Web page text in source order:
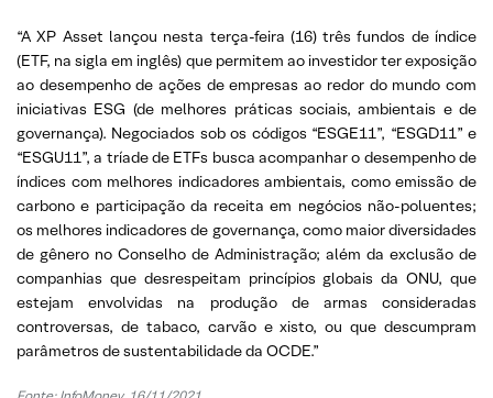
“A XP Asset lançou nesta terça-feira (16) três fundos de índice
(ETF, na sigla em inglês) que permitem ao investidor ter exposição
ao desempenho de ações de empresas ao redor do mundo com
iniciativas ESG (de melhores práticas sociais, ambientais e de
governança). Negociados sob os códigos “ESGE11”, “ESGD11” e
“ESGU11”, a tríade de ETFs busca acompanhar o desempenho de
índices com melhores indicadores ambientais, como emissão de
carbono e participação da receita em negócios não-poluentes;
os melhores indicadores de governança, como maior diversidades
de gênero no Conselho de Administração; além da exclusão de
companhias que desrespeitam princípios globais da ONU, que
estejam envolvidas na produção de armas consideradas
controversas, de tabaco, carvão e xisto, ou que descumpram
parâmetros de sustentabilidade da OCDE.”